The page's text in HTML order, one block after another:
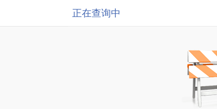
正在查询中